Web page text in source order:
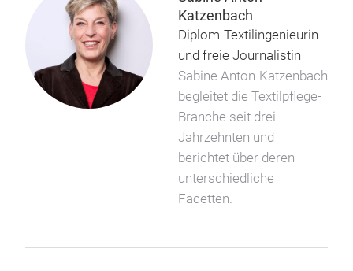
Katzenbach
Diplom-Textilingenieurin
und freie Journalistin
Sabine Anton-Katzenbach
begleitet die Textilpflege-
Branche seit drei
Jahrzehnten und
berichtet über deren
unterschiedliche
Facetten.